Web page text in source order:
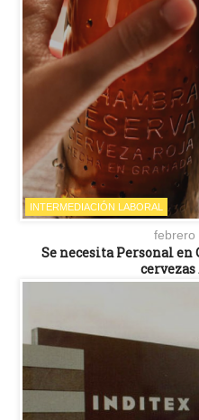
INTERMEDIACIÓN LABORAL
febrero
Se necesita Personal en